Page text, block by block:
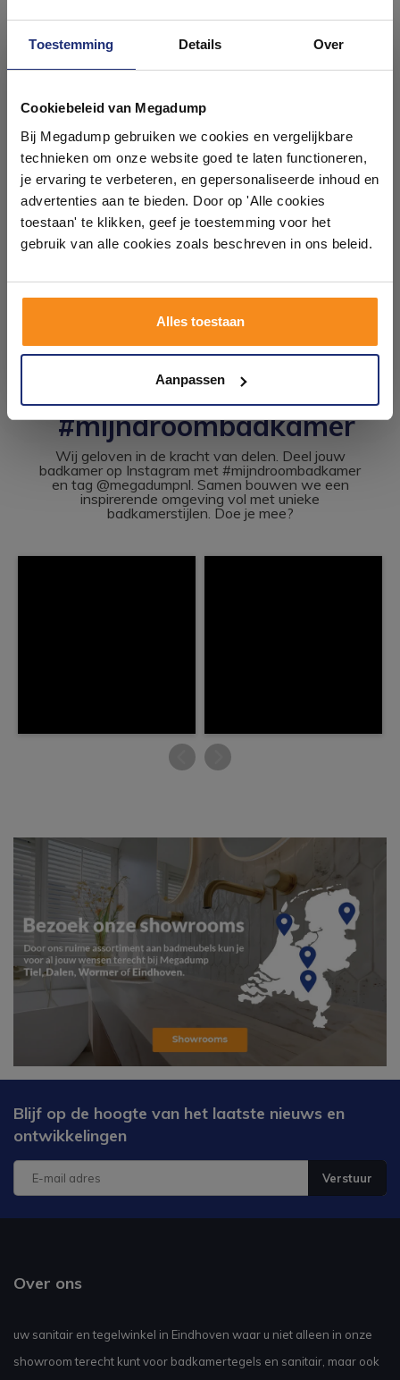
Toestemming Details Over
Cookiebeleid van Megadump
Bij Megadump gebruiken we cookies en vergelijkbare
technieken om onze website goed te laten functioneren,
je ervaring te verbeteren, en gepersonaliseerde inhoud en
advertenties aan te bieden. Door op 'Alle cookies
toestaan' te klikken, geef je toestemming voor het
gebruik van alle cookies zoals beschreven in ons beleid.
Alles toestaan
Aanpassen
Rex Douglas & Jones
60x120 Magnum Choco
Glans (Doosinhoud: 2.16
m2)
208,96
172,69
Rex Douglas & Jones
120x120 Magnum Choco
Mat (Doosinhoud: 2.88 m2)
230,26
#mijndroombadkamer
Wij geloven in de kracht van delen. Deel jouw
badkamer op Instagram met #mijndroombadkamer
en tag @megadumpnl. Samen bouwen we een
inspirerende omgeving vol met unieke
badkamerstijlen. Doe je mee?
Blijf op de hoogte van het laatste nieuws en
ontwikkelingen
Verstuur
Over ons
uw sanitair en tegelwinkel in Eindhoven waar u niet alleen in onze
showroom terecht kunt voor badkamertegels en sanitair, maar ook
badkamers in onze 1000 m²
showroom
Laat je inspireren door 21 volledig ingerichte
badkameropstellingen – van compact tot luxe. Onze
ervaren adviseurs helpen je persoonlijk, en je vindt
tegels & sanitair direct uit voorraad. Gratis parkeren
op eigen terrein.
Kom langs en ervaar zelf het verschil!